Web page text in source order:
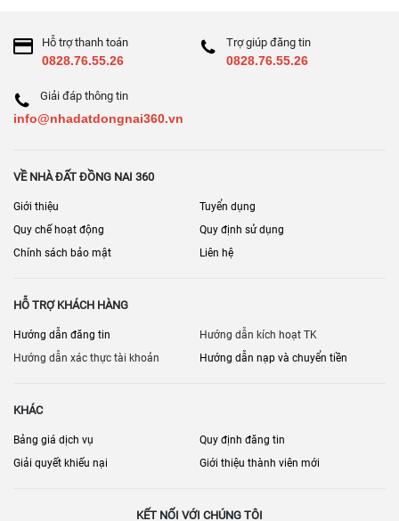
Hỗ trợ thanh toán
0828.76.55.26
Trợ giúp đăng tin
0828.76.55.26
Giải đáp thông tin
info@nhadatdongnai360.vn
VỀ NHÀ ĐẤT ĐỒNG NAI 360
Giới thiệu
Tuyển dụng
Quy chế hoạt động
Quy định sử dụng
Chính sách bảo mật
Liên hệ
HỖ TRỢ KHÁCH HÀNG
Hướng dẫn đăng tin
Hướng dẫn kích hoạt TK
Hướng dẫn xác thực tài khoản
Hướng dẫn nạp và chuyển tiền
KHÁC
Bảng giá dịch vụ
Quy định đăng tin
Giải quyết khiếu nại
Giới thiệu thành viên mới
KẾT NỐI VỚI CHÚNG TÔI